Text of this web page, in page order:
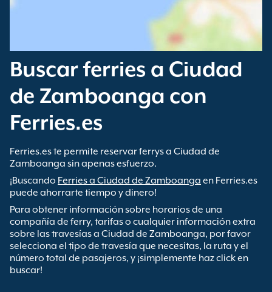
Buscar ferries a Ciudad
de Zamboanga con
Ferries.es
Ferries.es te permite reservar ferrys a Ciudad de
Zamboanga sin apenas esfuerzo.
¡Buscando Ferries a Ciudad de Zamboanga en Ferries.es
puede ahorrarte tiempo y dinero!
Para obtener información sobre horarios de una
compañía de ferry, tarifas o cualquier información extra
sobre las travesías a Ciudad de Zamboanga, por favor
selecciona el tipo de travesía que necesitas, la ruta y el
número total de pasajeros, y ¡simplemente haz click en
buscar!